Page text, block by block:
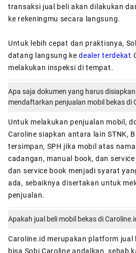
transaksi jual beli akan dilakukan
ke rekeningmu secara langsung.
Untuk lebih cepat dan praktisnya,
datang langsung ke dealer terdekat
melakukan inspeksi di tempat.
Apa saja dokumen yang harus
mendaftarkan penjualan mobil bekas di
Untuk melakukan penjualan mobil,
Caroline siapkan antara lain STNK,
tersimpan, SPH jika mobil atas
cadangan, manual book, dan
dan service book menjadi syarat
ada, sebaiknya disertakan untuk
penjualan.
Apakah jual beli mobil bekas di
Caroline.id merupakan platform jual
bisa Sobi Caroline andalkan, sebab